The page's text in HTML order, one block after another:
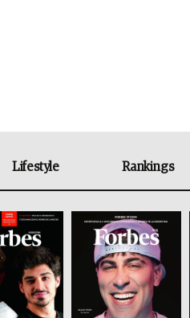
Lifestyle Rankings